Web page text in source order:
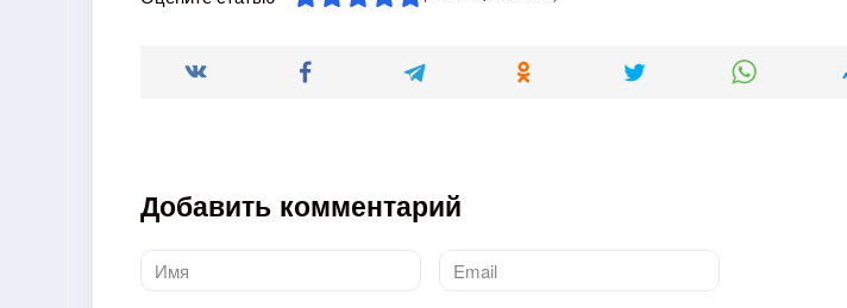
Добавить комментарий
Имя
*
Email
*